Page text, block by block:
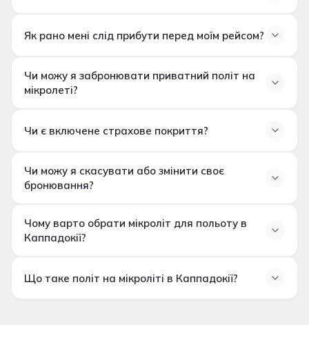
та сонцезахисні окуляри. Легка куртка буде доречна
Як рано мені слід прибути перед моїм рейсом?
Чи можу я забронювати приватний політ на
мікролеті?
запитом, за наявності та з урахуванням
Чи є включене страхове покриття?
Чи можу я скасувати або змінити своє
бронювання?
залежності від постачальника. Повні відомості
надаються під час процесу бронювання.
Чому варто обрати мікроліт для польоту в
Каппадокії?
Що таке політ на мікроліті в Каппадокії?